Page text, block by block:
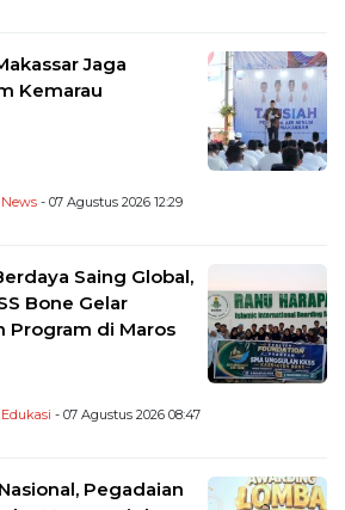
Jaga
Kemarau
News - 07 Agustus 2026 12:29
Saing Global,
Bone Gelar
Program di Maros
Edukasi - 07 Agustus 2026 08:47
Pegadaian